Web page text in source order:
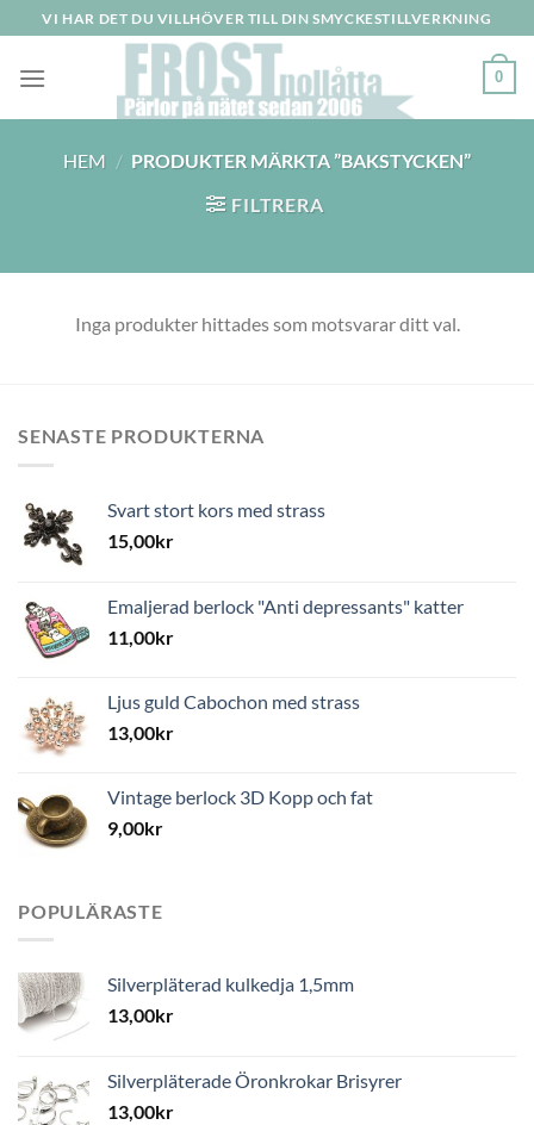
to
content
VI HAR DET DU VILLHÖVER TILL DIN SMYCKESTILLVERKNING
0
HEM / PRODUKTER MÄRKTA ”BAKSTYCKEN”
FILTRERA
Inga produkter hittades som motsvarar ditt val.
SENASTE PRODUKTERNA
Svart stort kors med strass
15,00kr
Emaljerad berlock "Anti depressants" katter
11,00kr
Ljus guld Cabochon med strass
13,00kr
Vintage berlock 3D Kopp och fat
9,00kr
POPULÄRASTE
Silverpläterad kulkedja 1,5mm
13,00kr
Silverpläterade Öronkrokar Brisyrer
13,00kr